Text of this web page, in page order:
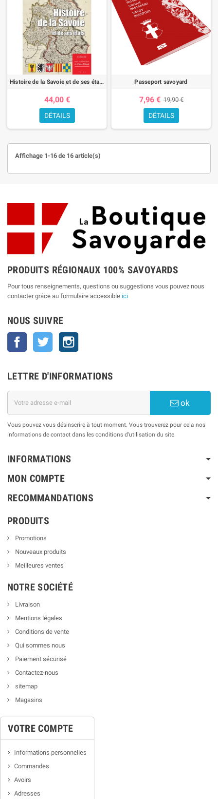
Histoire de la Savoie et de ses états
44,00 €
DÉTAILS
Passeport savoyard
7,96 € 19,90 €
DÉTAILS
Affichage 1-16 de 16 article(s)
PRODUITS RÉGIONAUX 100% SAVOYARDS
Pour tous renseignements, questions ou suggestions vous pouvez nous
contacter grâce au formulaire accessible ici
NOUS SUIVRE
Facebook Twitter
LETTRE D'INFORMATIONS
ok
Vous pouvez vous désinscrire à tout moment. Vous trouverez pour cela nos
informations de contact dans les conditions d'utilisation du site.
INFORMATIONS
MON COMPTE
RECOMMANDATIONS
PRODUITS
Promotions
Nouveaux produits
Meilleures ventes
NOTRE SOCIÉTÉ
Livraison
Mentions légales
Conditions de vente
Qui sommes nous
Paiement sécurisé
Contactez-nous
sitemap
Magasins
VOTRE COMPTE
Informations personnelles
Commandes
Avoirs
Adresses